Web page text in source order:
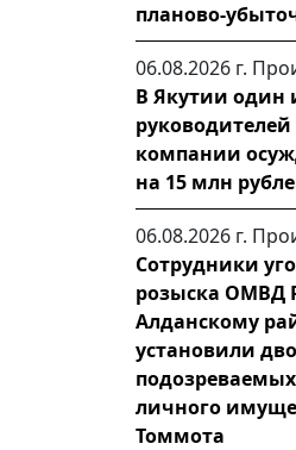
планово-
06.08.2026 г.
В Якутии один
компании
на 15 млн
06.08.2026 г.
Сотрудники
розыска ОМВД
Алданскому
установили
личного
Томмота